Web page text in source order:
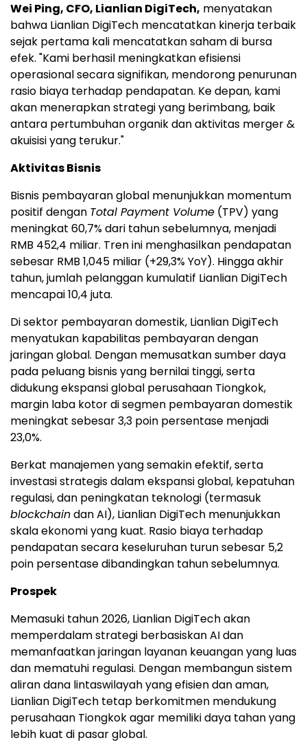
Wei Ping, CFO, Lianlian DigiTech, menyatakan
bahwa Lianlian DigiTech mencatatkan kinerja terbaik
sejak pertama kali mencatatkan saham di bursa
efek. "Kami berhasil meningkatkan efisiensi
operasional secara signifikan, mendorong penurunan
rasio biaya terhadap pendapatan. Ke depan, kami
akan menerapkan strategi yang berimbang, baik
antara pertumbuhan organik dan aktivitas merger &
akuisisi yang terukur."
Aktivitas Bisnis
Bisnis pembayaran global menunjukkan momentum
positif dengan Total Payment Volume (TPV) yang
meningkat 60,7% dari tahun sebelumnya, menjadi
RMB 452,4 miliar. Tren ini menghasilkan pendapatan
sebesar RMB 1,045 miliar (+29,3% YoY). Hingga akhir
tahun, jumlah pelanggan kumulatif Lianlian DigiTech
mencapai 10,4 juta.
Di sektor pembayaran domestik, Lianlian DigiTech
menyatukan kapabilitas pembayaran dengan
jaringan global. Dengan memusatkan sumber daya
pada peluang bisnis yang bernilai tinggi, serta
didukung ekspansi global perusahaan Tiongkok,
margin laba kotor di segmen pembayaran domestik
meningkat sebesar 3,3 poin persentase menjadi
23,0%.
Berkat manajemen yang semakin efektif, serta
investasi strategis dalam ekspansi global, kepatuhan
regulasi, dan peningkatan teknologi (termasuk
blockchaindan AI), Lianlian DigiTech menunjukkan
skala ekonomi yang kuat. Rasio biaya terhadap
pendapatan secara keseluruhan turun sebesar 5,2
poin persentase dibandingkan tahun sebelumnya.
Prospek
Memasuki tahun 2026, Lianlian DigiTech akan
memperdalam strategi berbasiskan AI dan
memanfaatkan jaringan layanan keuangan yang luas
dan mematuhi regulasi. Dengan membangun sistem
aliran dana lintaswilayah yang efisien dan aman,
Lianlian DigiTech tetap berkomitmen mendukung
perusahaan Tiongkok agar memiliki daya tahan yang
lebih kuat di pasar global.